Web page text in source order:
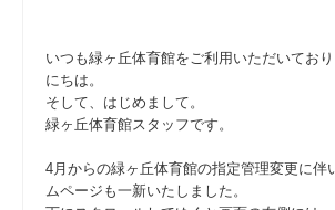
いつも緑ヶ丘体育館をご利用いただいてお
にちは。
そして、はじめまして。
緑ヶ丘体育館スタッフです。
4月からの緑ヶ丘体育館の指定管理変更に伴
ムページも一新いたしました。